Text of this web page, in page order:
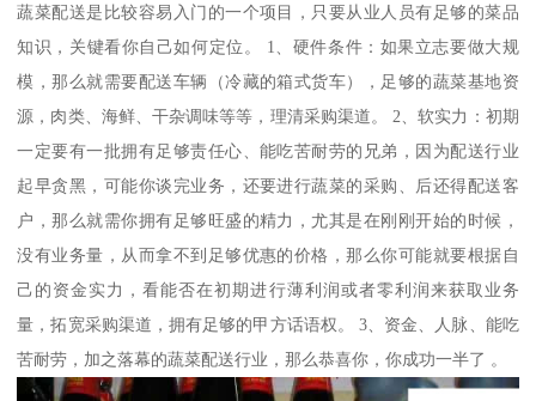
蔬菜配送是比较容易入门的一个项目，只要从业人员有足够的菜品
知识，关键看你自己如何定位。 1、硬件条件：如果立志要做大规
模，那么就需要配送车辆（冷藏的箱式货车），足够的蔬菜基地资
源，肉类、海鲜、干杂调味等等，理清采购渠道。 2、软实力：初期
一定要有一批拥有足够责任心、能吃苦耐劳的兄弟，因为配送行业
起早贪黑，可能你谈完业务，还要进行蔬菜的采购、后还得配送客
户，那么就需你拥有足够旺盛的精力，尤其是在刚刚开始的时候，
没有业务量，从而拿不到足够优惠的价格，那么你可能就要根据自
己的资金实力，看能否在初期进行薄利润或者零利润来获取业务
量，拓宽采购渠道，拥有足够的甲方话语权。 3、资金、人脉、能吃
苦耐劳，加之落幕的蔬菜配送行业，那么恭喜你，你成功一半了 。